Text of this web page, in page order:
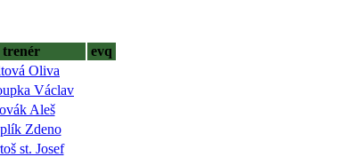
trenér
evq
Oliva
Václav
Aleš
Zdeno
st. Josef